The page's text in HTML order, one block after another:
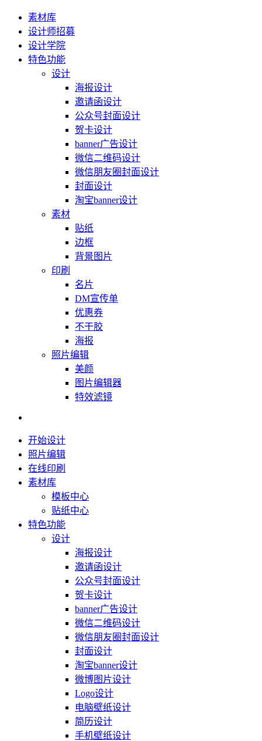
素材库
设计师招募
设计学院
特色功能
设计
海报设计
邀请函设计
公众号封面设计
贺卡设计
banner广告设计
微信二维码设计
微信朋友圈封面设计
封面设计
淘宝banner设计
素材
贴纸
边框
背景图片
印刷
名片
DM宣传单
优惠券
不干胶
海报
照片编辑
美颜
图片编辑器
特效滤镜
开始设计
照片编辑
在线印刷
素材库
模板中心
贴纸中心
特色功能
设计
海报设计
邀请函设计
公众号封面设计
贺卡设计
banner广告设计
微信二维码设计
微信朋友圈封面设计
封面设计
淘宝banner设计
微博图片设计
Logo设计
电脑壁纸设计
简历设计
手机壁纸设计